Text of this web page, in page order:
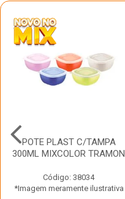
POTE PLAST C/TAMPA
300ML MIXCOLOR TRAMON
Código: 38034
*Imagem meramente ilustrativa